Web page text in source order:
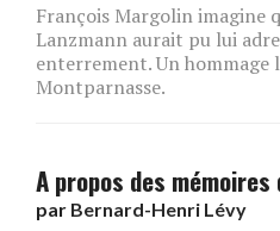
François Margolin imagine
Lanzmann aurait pu lui
enterrement. Un hommage
Montparnasse.
A propos des mémoires
par Bernard-Henri Lévy